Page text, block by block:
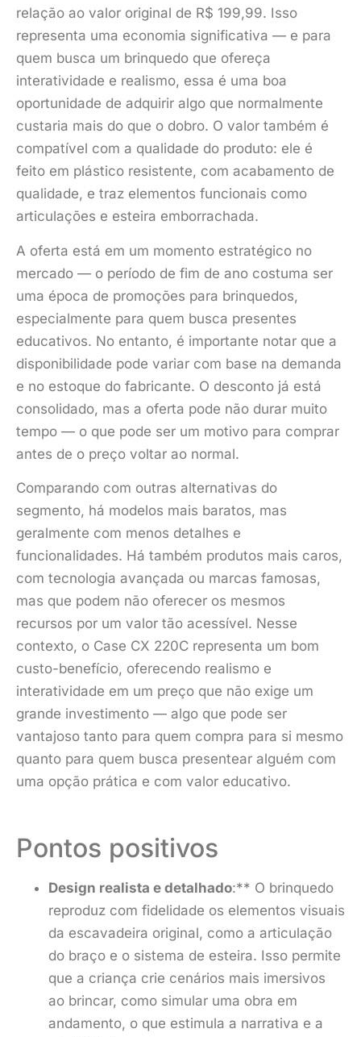
relação ao valor original de R$ 199,99. Isso
representa uma economia significativa — e para
quem busca um brinquedo que ofereça
interatividade e realismo, essa é uma boa
oportunidade de adquirir algo que normalmente
custaria mais do que o dobro. O valor também é
compatível com a qualidade do produto: ele é
feito em plástico resistente, com acabamento de
qualidade, e traz elementos funcionais como
articulações e esteira emborrachada.
A oferta está em um momento estratégico no
mercado — o período de fim de ano costuma ser
uma época de promoções para brinquedos,
especialmente para quem busca presentes
educativos. No entanto, é importante notar que a
disponibilidade pode variar com base na demanda
e no estoque do fabricante. O desconto já está
consolidado, mas a oferta pode não durar muito
tempo — o que pode ser um motivo para comprar
antes de o preço voltar ao normal.
Comparando com outras alternativas do
segmento, há modelos mais baratos, mas
geralmente com menos detalhes e
funcionalidades. Há também produtos mais caros,
com tecnologia avançada ou marcas famosas,
mas que podem não oferecer os mesmos
recursos por um valor tão acessível. Nesse
contexto, o Case CX 220C representa um bom
custo-benefício, oferecendo realismo e
interatividade em um preço que não exige um
grande investimento — algo que pode ser
vantajoso tanto para quem compra para si mesmo
quanto para quem busca presentear alguém com
uma opção prática e com valor educativo.
Pontos positivos
Design realista e detalhado:** O brinquedo
reproduz com fidelidade os elementos visuais
da escavadeira original, como a articulação
do braço e o sistema de esteira. Isso permite
que a criança crie cenários mais imersivos
ao brincar, como simular uma obra em
andamento, o que estimula a narrativa e a